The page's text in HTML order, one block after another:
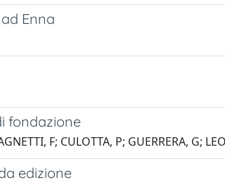
Enna
fondazione
F; CULOTTA, P; GUERRERA, G;
edizione